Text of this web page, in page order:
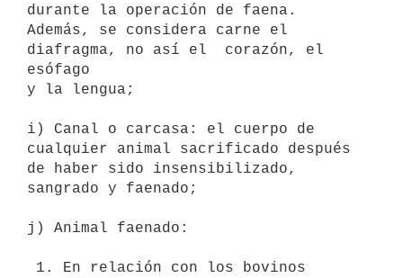
durante la operación de faena.
Además, se considera carne el
diafragma, no así el  corazón, el
esófago
y la lengua;
i) Canal o carcasa: el cuerpo de
cualquier animal sacrificado después
de haber sido insensibilizado,
sangrado y faenado;
j) Animal faenado: